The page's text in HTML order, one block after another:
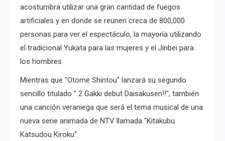
acostumbra utilizar una gran cantidad de fuegos
artificiales y en donde se reunen creca de 800,000
personas para ver el espectáculo, la mayoría utilizando
el tradicional Yukata para las mujeres y el Jinbei para
los hombres.
Mientras que "Otome Shintou" lanzará su segundo
sencillo titulado " 2 Gakki debut Daisakusen!!", también
una canción veraniega que será el tema musical de una
nueva serie animada de NTV llamada "Kitakubu
Katsudou Kiroku".